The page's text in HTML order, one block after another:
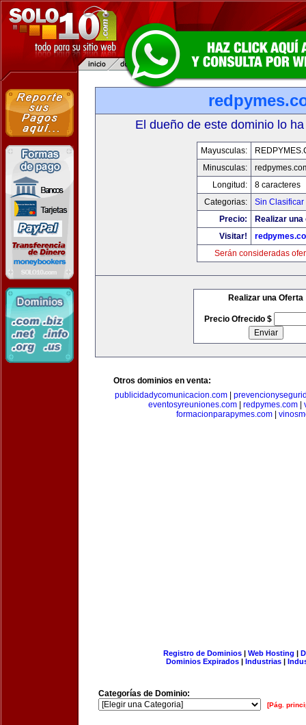
El dueño de este dominio lo
Mayusculas:
Minusculas:
Longitud:
8 caracteres
Categorias:
Sin Clasificar
Precio:
Realizar
Visitar!
Serán consideradas
Realizar una Oferta
Precio Ofrecido $
Otros dominios en venta:
publicidadycomunicacion.com|
eventosyreuniones.com| redpymes.com|
formacionparapymes.com
Registro de Dominios| Web Hosting |
Dominios Expirados | Industrias |
Categorías de Dominio:
[Pág.